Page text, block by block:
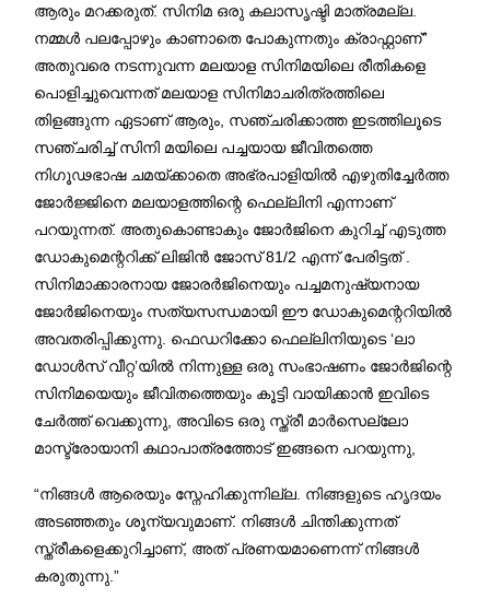
ആരും മറക്കരുത്. സിനിമ ഒരു കലാസൃഷ്ടി മാത്രമല്ല.
നമ്മൾ പലപ്പോഴും കാണാതെ പോകുന്നതും ക്രാഫ്റ്റാണ്”
അതുവരെ നടന്നുവന്ന മലയാള സിനിമയിലെ രീതികളെ
പൊളിച്ചുവെന്നത് മലയാള സിനിമാചരിത്രത്തിലെ
തിളങ്ങുന്ന ഏടാണ് ആരും, സഞ്ചരിക്കാത്ത ഇടത്തിലൂടെ
സഞ്ചരിച്ച് സിനി മയിലെ പച്ചയായ ജീവിതത്തെ
നിഗൂഢഭാഷ ചമയ്ക്കാതെ അഭ്രപാളിയിൽ എഴുതിച്ചേർത്ത
ജോർജ്ജിനെ മലയാളത്തിന്റെ ഫെല്ലിനി എന്നാണ്
പറയുന്നത്. അതുകൊണ്ടാകും ജോർജിനെ കുറിച്ച് എടുത്ത
ഡോകുമെന്ററിക്ക് ലിജിൻ ജോസ് 81/2 എന്ന് പേരിട്ടത് .
സിനിമാക്കാരനായ ജോരർജിനെയും പച്ചമനുഷ്യനായ
ജോർജിനെയും സത്യസന്ധമായി ഈ ഡോകുമെന്ററിയിൽ
അവതരിപ്പിക്കുന്നു. ഫെഡറിക്കോ ഫെല്ലിനിയുടെ ‘ലാ
ഡോൾസ് വീറ്റ’യിൽ നിന്നുള്ള ഒരു സംഭാഷണം ജോർജിന്റെ
സിനിമയെയും ജീവിതത്തെയും കൂട്ടി വായിക്കാൻ ഇവിടെ
ചേർത്ത് വെക്കുന്നു, അവിടെ ഒരു സ്ത്രീ മാർസെല്ലോ
മാസ്ട്രോയാനി കഥാപാത്രത്തോട് ഇങ്ങനെ പറയുന്നു,
“നിങ്ങൾ ആരെയും സ്നേഹിക്കുന്നില്ല. നിങ്ങളുടെ ഹൃദയം
അടഞ്ഞതും ശൂന്യവുമാണ്. നിങ്ങൾ ചിന്തിക്കുന്നത്
സ്ത്രീകളെക്കുറിച്ചാണ്, അത് പ്രണയമാണെന്ന് നിങ്ങൾ
കരുതുന്നു.”